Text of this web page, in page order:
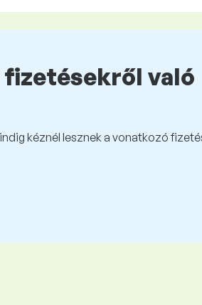
fizetésekről való
kéznél lesznek a vonatkozó